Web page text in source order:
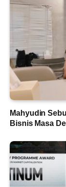
Mahyudin
Bisnis Masa